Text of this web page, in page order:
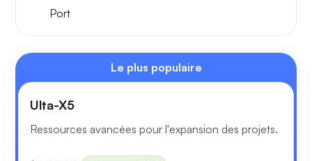
Port
Le plus populaire
Ulta-X5
Ressources avancées pour l'expansion des projets.